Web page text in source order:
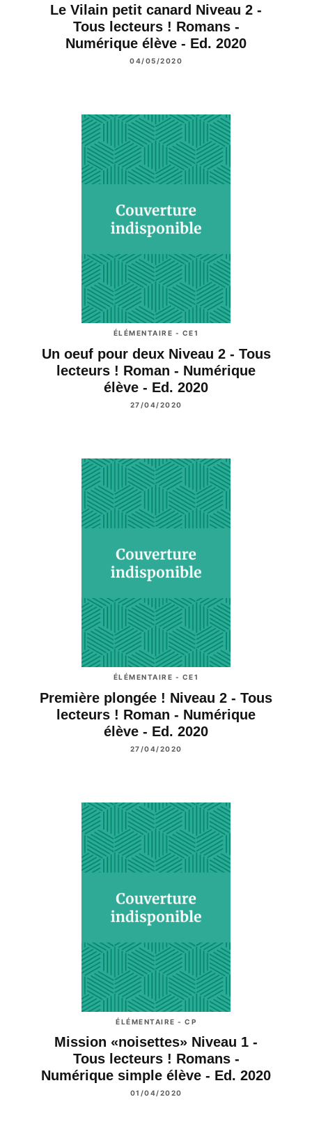
Le Vilain petit canard Niveau 2 -
Tous lecteurs ! Romans -
Numérique élève - Ed. 2020
04/05/2020
ÉLÉMENTAIRE - CE1
Un oeuf pour deux Niveau 2 - Tous
lecteurs ! Roman - Numérique
élève - Ed. 2020
27/04/2020
ÉLÉMENTAIRE - CE1
Première plongée ! Niveau 2 - Tous
lecteurs ! Roman - Numérique
élève - Ed. 2020
27/04/2020
ÉLÉMENTAIRE - CP
Mission «noisettes» Niveau 1 -
Tous lecteurs ! Romans -
Numérique simple élève - Ed. 2020
01/04/2020